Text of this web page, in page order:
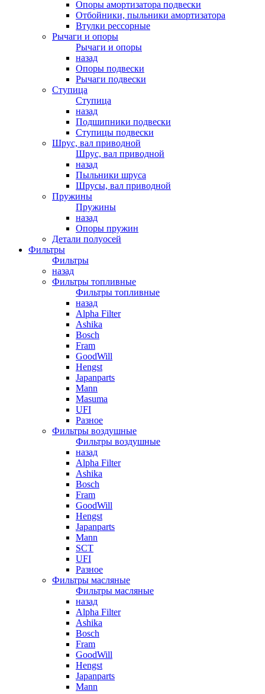
Опоры амортизатора подвески
Отбойники, пыльники амортизатора
Втулки рессорные
Рычаги и опоры
Рычаги и опоры
назад
Опоры подвески
Рычаги подвески
Ступица
Ступица
назад
Подшипники подвески
Ступицы подвески
Шрус, вал приводной
Шрус, вал приводной
назад
Пыльники шруса
Шрусы, вал приводной
Пружины
Пружины
назад
Опоры пружин
Детали полуосей
Фильтры
Фильтры
назад
Фильтры топливные
Фильтры топливные
назад
Alpha Filter
Ashika
Bosch
Fram
GoodWill
Hengst
Japanparts
Mann
Masuma
UFI
Разное
Фильтры воздушные
Фильтры воздушные
назад
Alpha Filter
Ashika
Bosch
Fram
GoodWill
Hengst
Japanparts
Mann
SCT
UFI
Разное
Фильтры масляные
Фильтры масляные
назад
Alpha Filter
Ashika
Bosch
Fram
GoodWill
Hengst
Japanparts
Mann